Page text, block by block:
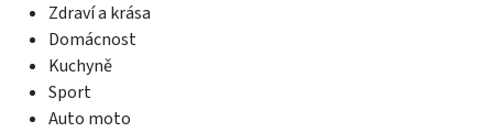
Zdraví a krása
Domácnost
Kuchyně
Sport
Auto moto